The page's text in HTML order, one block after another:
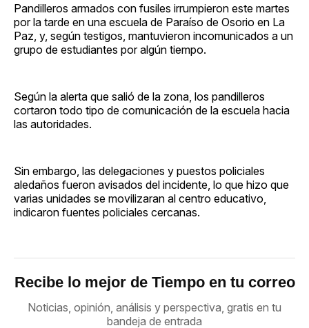
Pandilleros armados con fusiles irrumpieron este martes
por la tarde en una escuela de Paraíso de Osorio en La
Paz, y, según testigos, mantuvieron incomunicados a un
grupo de estudiantes por algún tiempo.
Según la alerta que salió de la zona, los pandilleros
cortaron todo tipo de comunicación de la escuela hacia
las autoridades.
Sin embargo, las delegaciones y puestos policiales
aledaños fueron avisados del incidente, lo que hizo que
varias unidades se movilizaran al centro educativo,
indicaron fuentes policiales cercanas.
Recibe lo mejor de Tiempo en tu correo
Noticias, opinión, análisis y perspectiva, gratis en tu
bandeja de entrada